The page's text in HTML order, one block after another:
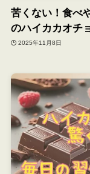
苦くない！食べ
のハイカカオチ
2025年11月8日